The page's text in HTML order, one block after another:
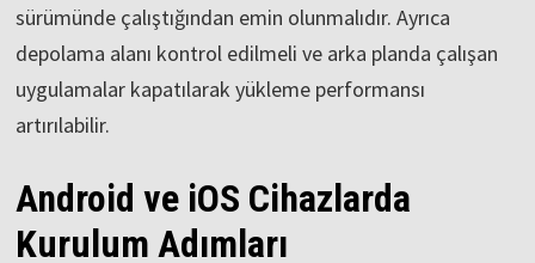
sürümünde çalıştığından emin olunmalıdır. Ayrıca
depolama alanı kontrol edilmeli ve arka planda çalışan
uygulamalar kapatılarak yükleme performansı
artırılabilir.
Android ve iOS Cihazlarda
Kurulum Adımları